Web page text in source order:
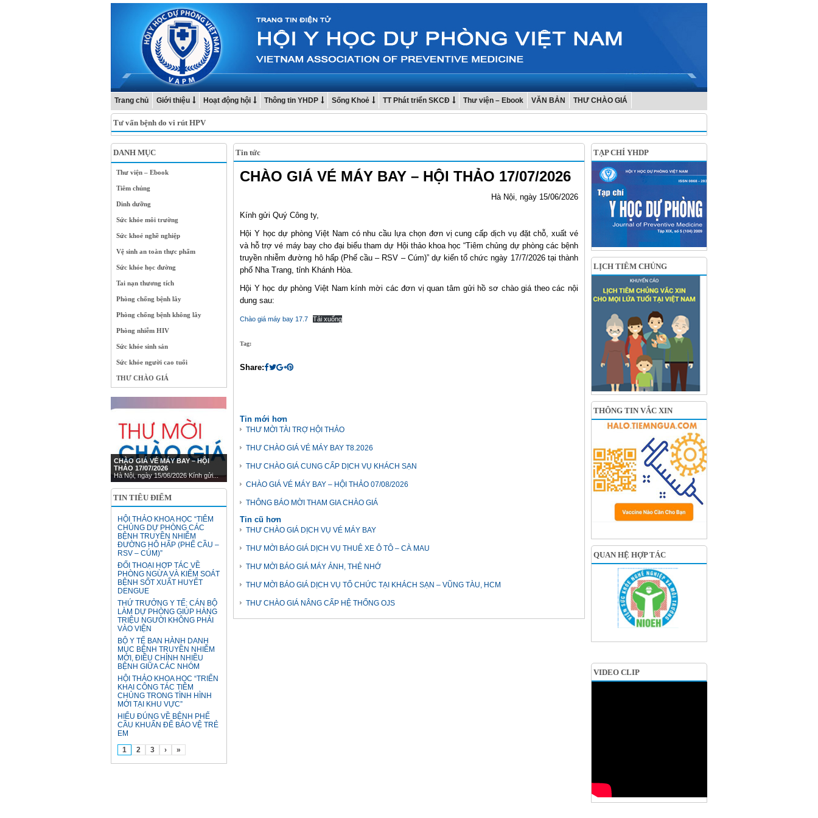
Trang chủ Giới thiệu Hoạt động hội Thông tin YHDP Sống Khoẻ TT Phát triển SKCĐ Thư viện – Ebook VĂN BẢN THƯ CHÀO GIÁ
Tư vấn bệnh do vi rút HPV
DANH MỤC
Thư viện – Ebook
Tiêm chủng
Dinh dưỡng
Sức khỏe môi trường
Sức khoẻ nghề nghiệp
Vệ sinh an toàn thực phẩm
Sức khỏe học đường
Tai nạn thương tích
Phòng chống bệnh lây
Phòng chống bệnh không lây
Phòng nhiễm HIV
Sức khỏe sinh sản
Sức khỏe người cao tuổi
THƯ CHÀO GIÁ
CHÀO GIÁ VÉ MÁY BAY – HỘI
THẢO 17/07/2026
Hà Nội, ngày 15/06/2026 Kính gửi...
TIN TIÊU ĐIỂM
HỘI THẢO KHOA HỌC “TIÊM
CHỦNG DỰ PHÒNG CÁC
BỆNH TRUYỀN NHIỄM
ĐƯỜNG HÔ HẤP (PHẾ CẦU –
RSV – CÚM)”
ĐỐI THOẠI HỢP TÁC VỀ
PHÒNG NGỪA VÀ KIỂM SOÁT
BỆNH SỐT XUẤT HUYẾT
DENGUE
THỨ TRƯỞNG Y TẾ: CÁN BỘ
LÀM DỰ PHÒNG GIÚP HÀNG
TRIỆU NGƯỜI KHÔNG PHẢI
VÀO VIỆN
BỘ Y TẾ BAN HÀNH DANH
MỤC BỆNH TRUYỀN NHIỄM
MỚI, ĐIỀU CHỈNH NHIỀU
BỆNH GIỮA CÁC NHÓM
HỘI THẢO KHOA HỌC “TRIỂN
KHAI CÔNG TÁC TIÊM
CHỦNG TRONG TÌNH HÌNH
MỚI TẠI KHU VỰC”
HIỂU ĐÚNG VỀ BỆNH PHẾ
CẦU KHUẨN ĐỂ BẢO VỆ TRẺ
EM
1
2 3 › »
Tin tức
CHÀO GIÁ VÉ MÁY BAY – HỘI THẢO 17/07/2026
Hà Nội, ngày 15/06/2026
Kính gửi Quý Công ty,
Hội Y học dự phòng Việt Nam có nhu cầu lựa chọn đơn vị cung cấp dịch vụ đặt chỗ, xuất vé
và hỗ trợ vé máy bay cho đại biểu tham dự Hội thảo khoa học “Tiêm chủng dự phòng các bệnh
truyền nhiễm đường hô hấp (Phế cầu – RSV – Cúm)” dự kiến tổ chức ngày 17/7/2026 tại thành
phố Nha Trang, tỉnh Khánh Hòa.
Hội Y học dự phòng Việt Nam kính mời các đơn vị quan tâm gửi hồ sơ chào giá theo các nội
dung sau:
Chào giá máy bay 17.7 Tải xuống
Tag:
Share:
Tin mới hơn
THƯ MỜI TÀI TRỢ HỘI THẢO
THƯ CHÀO GIÁ VÉ MÁY BAY T8.2026
THƯ CHÀO GIÁ CUNG CẤP DỊCH VỤ KHÁCH SẠN
CHÀO GIÁ VÉ MÁY BAY – HỘI THẢO 07/08/2026
THÔNG BÁO MỜI THAM GIA CHÀO GIÁ
Tin cũ hơn
THƯ CHÀO GIÁ DỊCH VỤ VÉ MÁY BAY
THƯ MỜI BÁO GIÁ DỊCH VỤ THUÊ XE Ô TÔ – CÀ MAU
THƯ MỜI BÁO GIÁ MÁY ẢNH, THẺ NHỚ
THƯ MỜI BÁO GIÁ DỊCH VỤ TỔ CHỨC TẠI KHÁCH SẠN – VŨNG TÀU, HCM
THƯ CHÀO GIÁ NÂNG CẤP HỆ THỐNG OJS
TẠP CHÍ YHDP
LỊCH TIÊM CHỦNG
THÔNG TIN VẮC XIN
QUAN HỆ HỢP TÁC
VIDEO CLIP